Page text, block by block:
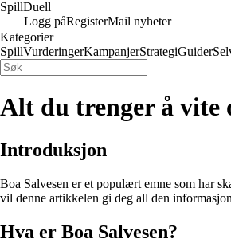
SpillDuell
Logg påRegisterMail nyheter
Kategorier
SpillVurderingerKampanjerStrategiGuider
Alt du trenger å vite
Introduksjon
Boa Salvesen er et populært emne som har
vil denne artikkelen gi deg all den
Hva er Boa Salvesen?